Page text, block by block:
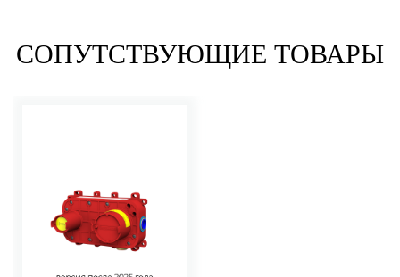
СОПУТСТВУЮЩИЕ ТОВАРЫ